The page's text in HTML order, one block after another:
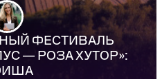
АФИША
ФЕСТИВАЛЬ
— РОЗА ХУТОР»: